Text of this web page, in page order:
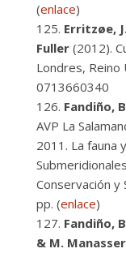
(enlace)
Erritzøe,
Fuller (2012).
Londres, Reino
0713660340
Fandiño,
AVP La
2011. La fauna
Conservación y
pp. (enlace)
Fandiño,
& M.